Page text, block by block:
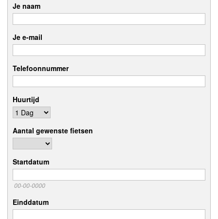
Je naam
Je e-mail
Telefoonnummer
Huurtijd
Aantal gewenste fietsen
Startdatum
00-00-0000
Einddatum